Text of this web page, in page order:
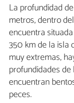
La profundidad
metros, dentro
encuentra
350 km de la isla
muy extremas,
profundidades
encuentran
peces.